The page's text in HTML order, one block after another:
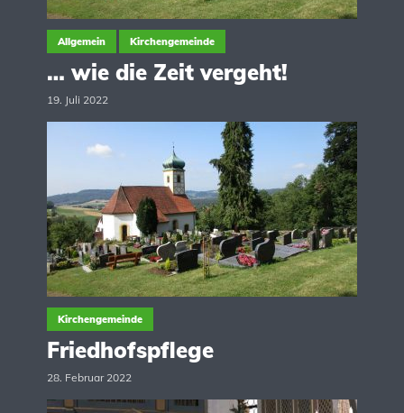
Allgemein Kirchengemeinde
… wie die Zeit vergeht!
19. Juli 2022
Kirchengemeinde
Friedhofspflege
28. Februar 2022